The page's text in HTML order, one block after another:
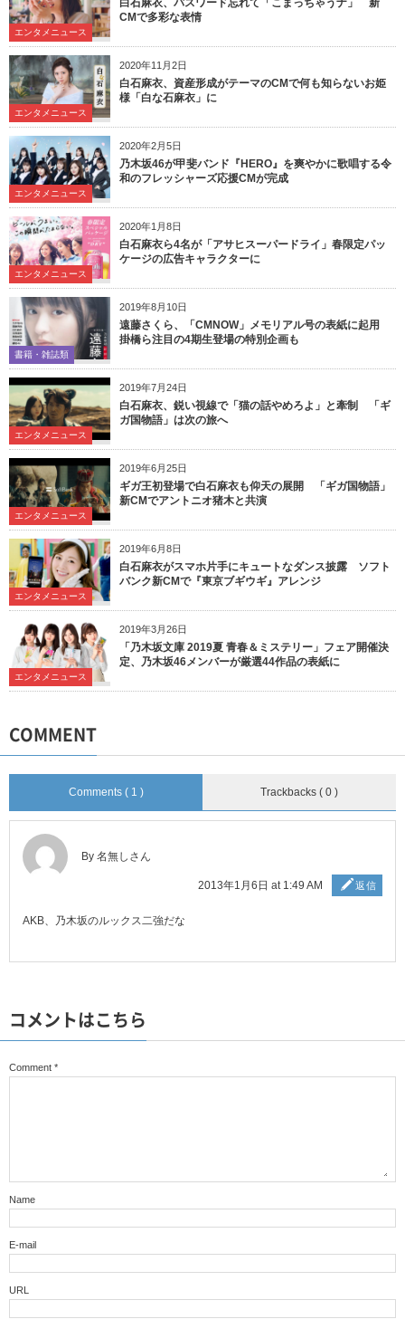
エンタメニュース
CMで多彩な表情
2020年11月2日
エンタメニュース
白石麻衣、資産形成がテーマのCMで何も知らないお姫
様「白な石麻衣」に
2020年2月5日
エンタメニュース
乃木坂46が甲斐バンド『HERO』を爽やかに歌唱する令
和のフレッシャーズ応援CMが完成
2020年1月8日
エンタメニュース
白石麻衣ら4名が「アサヒスーパードライ」春限定パッ
ケージの広告キャラクターに
2019年8月10日
書籍・雑誌類
遠藤さくら、「CMNOW」メモリアル号の表紙に起用
掛橋ら注目の4期生登場の特別企画も
2019年7月24日
エンタメニュース
白石麻衣、鋭い視線で「猫の話やめろよ」と牽制 「ギ
ガ国物語」は次の旅へ
2019年6月25日
エンタメニュース
ギガ王初登場で白石麻衣も仰天の展開 「ギガ国物語」
新CMでアントニオ猪木と共演
2019年6月8日
エンタメニュース
白石麻衣がスマホ片手にキュートなダンス披露 ソフト
バンク新CMで『東京ブギウギ』アレンジ
2019年3月26日
エンタメニュース
「乃木坂文庫 2019夏 青春＆ミステリー」フェア開催決
定、乃木坂46メンバーが厳選44作品の表紙に
COMMENT
Comments ( 1 ) Trackbacks ( 0 )
By 名無しさん
2013年1月6日 at 1:49 AM 返信
AKB、乃木坂のルックス二強だな
コメントはこちら
Comment *
Name
E-mail
URL